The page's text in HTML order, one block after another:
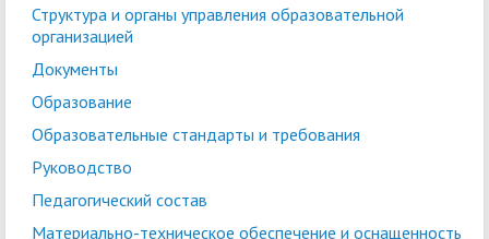
Структура и органы управления образовательной
организацией
Документы
Образование
Образовательные стандарты и требования
Руководство
Педагогический состав
Материально-техническое обеспечение и оснащенность